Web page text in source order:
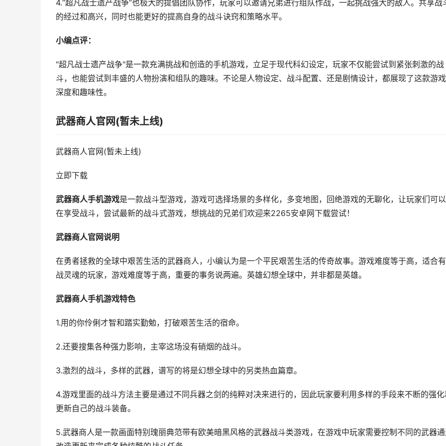
4.“超凡战士遗产战争”也极大的提倡团队协作，玩家可以邀请兄弟进行组队作战，一起挑战强大的敌人。共享战
的经过和高兴，同时也能更好的提高自身的战斗诀窍和策略水平。
小编点评：
"超凡战士遗产战争"是一款充满挑战和创造的手机游戏，立足于现代科幻设定，玩家不仅能尝试到紧张刺激的战
斗，也能尝试到丰盛的人物扮演和组队的趣味。不论是人物设定、战斗配置、还是剧情设计，都展现了这款游
深度和趣味性。
武器商人官网(暂未上线)
武器商人官网(暂未上线)
立即下载
武器商人手机游戏是一款战斗型游戏，游戏可选择场景的多样化，多变地图，回绝游戏的无聊化，让玩家们可
在享受战斗，尝试最新的战斗式游戏，想挑战的兄弟们欢迎来2265安卓网下载尝试！
武器商人官网说明
在勇者拯救的全球中艰苦生活的武器商人，小编认为是一个平民艰苦生活的传奇故事。游戏难度等于高，适合
战灵魂的玩家，游戏难度等于高，重要的事务说两遍。英雄幻想全球中，并非都是英雄。
武器商人手机游戏特色
1.用的你伶俐才智和踏实勤勉，打破艰苦生活的宿命。
2.还要搜集各种强力影响，主宰这场没有硝烟的战斗。
3.激烈的战斗，多样的武器，谱写的将是幻想全球中的另类热血篇章。
4.游戏里面的战斗方法主要是通过不同兵器之剑的纯粹对决来进行的，因此玩家要利用多样的手段来不断的强化
更新自己的战斗装备。
5.武器商人是一款画面特别瑰丽典范带有欧美暗黑风格的武器战斗类游戏，在游戏中玩家需要控制不同的武器